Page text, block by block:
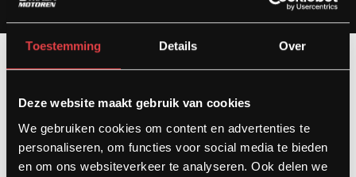
Toestemming Details Over
Deze website maakt gebruik van cookies
We gebruiken cookies om content en advertenties te
personaliseren, om functies voor social media te bieden
en om ons websiteverkeer te analyseren. Ook delen we
Contact
Kardinaal van Rossumstraat 44-A
5104 HN Dongen